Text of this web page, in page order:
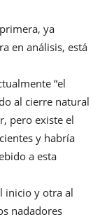
ya
en análisis, está
“el
al cierre natural
pero existe el
y habría
a esta
inicio y otra al
nadadores